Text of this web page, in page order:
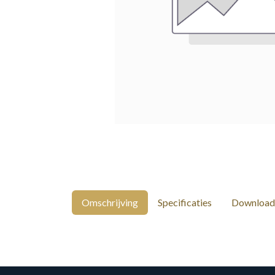
Omschrijving Specificaties